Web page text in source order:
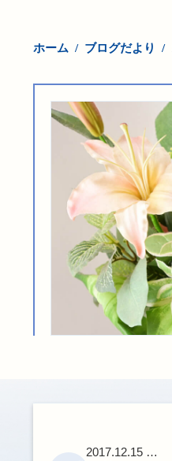
ホーム ブログだより
2017.12.15 …